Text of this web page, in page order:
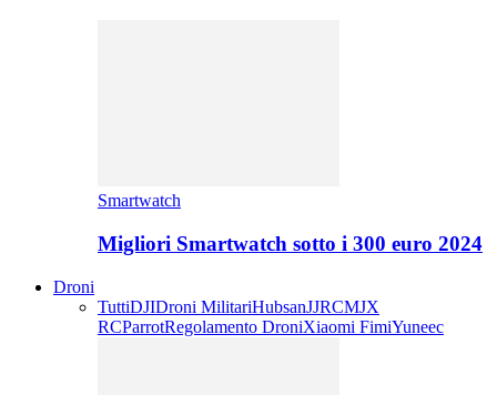
Smartwatch
Migliori Smartwatch sotto i 300 euro 2024
Droni
TuttiDJIDroni MilitariHubsanJJRCMJX
RCParrotRegolamento DroniXiaomi FimiYuneec